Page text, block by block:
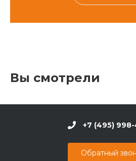
Вы смотрели
+7 (495)
Обратный